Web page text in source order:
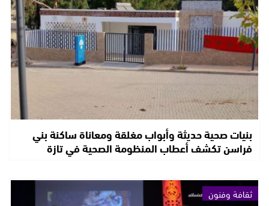
بنيات صحية حديثة وأبواب مغلقة ومعاناة ساكنة بني
فراسن تكشف أعطاب المنظومة الصحية في تازة
ثقافة وفنون